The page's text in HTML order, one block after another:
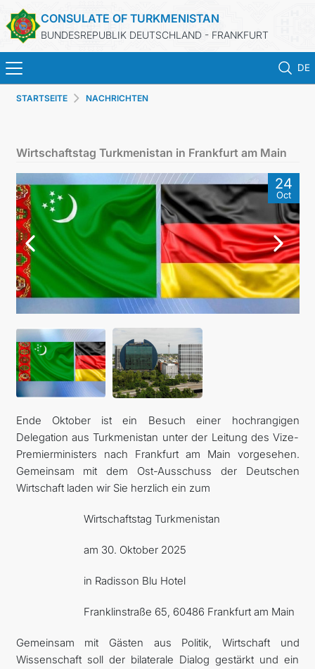
CONSULATE OF TURKMENISTAN
BUNDESREPUBLIK DEUTSCHLAND - FRANKFURT
DE
STARTSEITE
MFA
KONSULARISCHE DIENSTE
TURKMENISTAN
KONTAKT
STARTSEITE NACHRICHTEN
Wirtschaftstag Turkmenistan in Frankfurt am Main
24
Oct
Ende Oktober ist ein Besuch einer hochrangigen
Delegation aus Turkmenistan unter der Leitung des Vize-
Premierministers nach Frankfurt am Main vorgesehen.
Gemeinsam mit dem Ost-Ausschuss der Deutschen
Wirtschaft laden wir Sie herzlich ein zum
Wirtschaftstag Turkmenistan
am 30. Oktober 2025
in Radisson Blu Hotel
Franklinstraße 65, 60486 Frankfurt am Main
Gemeinsam mit Gästen aus Politik, Wirtschaft und
Wissenschaft soll der bilaterale Dialog gestärkt und ein